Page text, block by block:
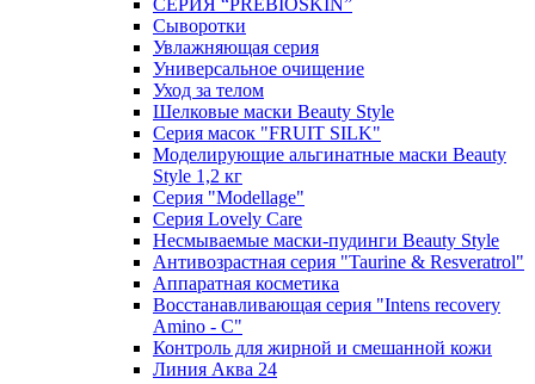
СЕРИЯ “PREBIOSKIN”
Сыворотки
Увлажняющая серия
Универсальное очищение
Уход за телом
Шелковые маски Beauty Style
Серия масок "FRUIT SILK"
Моделирующие альгинатные маски Beauty
Style 1,2 кг
Серия "Modellage"
Cерия Lovely Care
Несмываемые маски-пудинги Beauty Style
Антивозрастная серия "Taurine & Resveratrol"
Аппаратная косметика
Восстанавливающая серия "Intens recovery
Amino - C"
Контроль для жирной и смешанной кожи
Линия Аква 24